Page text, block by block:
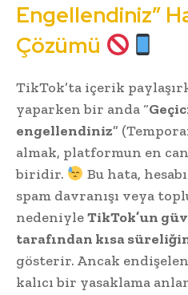
Engellendiniz”
Çözümü
TikTok’ta içerik
yaparken bir anda “
engellendiniz”
almak, platformun en
biridir.
Bu hata,
spam davranışı veya
nedeniyleTikTok’un
tarafından kısa
gösterir. Ancak
kalıcı bir yasaklama